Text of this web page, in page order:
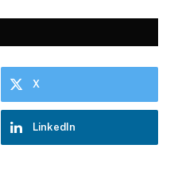
X
LinkedIn